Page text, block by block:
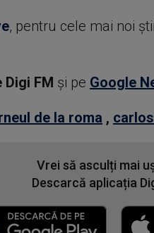
, pentru cele mai noi
Digi FM şi pe Google
de la roma ,
Vrei să asculți mai
Descarcă aplicația